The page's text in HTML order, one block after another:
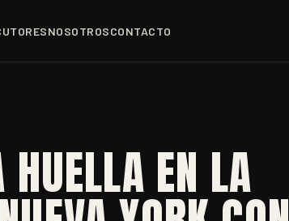
NOSOTROSCONTACTO
EN LA